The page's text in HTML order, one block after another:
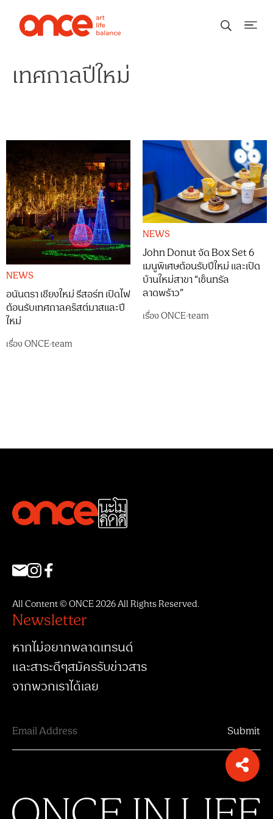
เทศกาลปีใหม่
NEWS
อนันตรา เชียงใหม่ รีสอร์ท เปิดไฟ
ต้อนรับเทศกาลคริสต์มาสและปี
ใหม่
เรื่องONCE-team
NEWS
John Donut จัด Box Set 6
เมนูพิเศษต้อนรับปีใหม่ และเปิด
บ้านใหม่สาขา “เซ็นทรัล
ลาดพร้าว”
เรื่องONCE-team
All Content © ONCE 2026 All Rights Reserved.
Newsletter
หากไม่อยากพลาดเทรนด์
และสาระดีๆสมัครรับข่าวสาร
จากพวกเราได้เลย